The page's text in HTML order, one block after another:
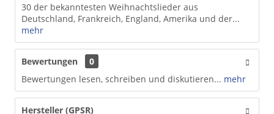
30 der bekanntesten Weihnachtslieder aus
Deutschland, Frankreich, England, Amerika und der...
mehr
Bewertungen
0
Bewertungen lesen, schreiben und diskutieren... mehr
Hersteller (GPSR)